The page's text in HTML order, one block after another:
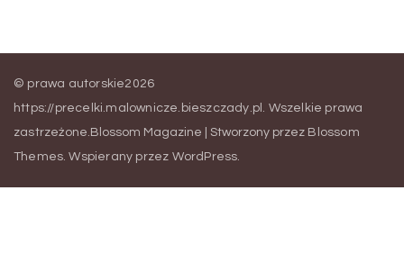
© prawa autorskie2026
https://precelki.malownicze.bieszczady.pl . Wszelkie prawa
zastrzeżone. Blossom Magazine | Stworzony przez Blossom
Themes. Wspierany przez WordPress.